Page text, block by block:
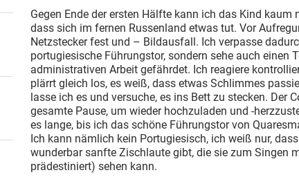
Gegen Ende der ersten Hälfte kann ich das Kind kaum
dass sich im fernen Russenland etwas tut. Vor
Netzstecker fest und – Bildausfall. Ich verpasse
portugiesische Führungstor, sondern sehe auch einen
administrativen Arbeit gefährdet. Ich reagiere
plärrt gleich los, es weiß, dass etwas Schlimmes
lasse ich es und versuche, es ins Bett zu stecken. Der
gesamte Pause, um wieder hochzuladen und -
es lange, bis ich das schöne Führungstor von
Ich kann nämlich kein Portugiesisch, ich weiß nur,
wunderbar sanfte Zischlaute gibt, die sie zum Singen
prädestiniert) sehen kann.